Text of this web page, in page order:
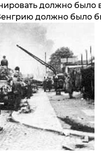
должно было
должно было